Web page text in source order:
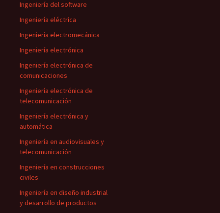
Ingeniería del software
Ingeniería eléctrica
Ingeniería electromecánica
Ingeniería electrónica
Ingeniería electrónica de
comunicaciones
Ingeniería electrónica de
telecomunicación
Ingeniería electrónica y
automática
Ingeniería en audiovisuales y
telecomunicación
Ingeniería en construcciones
civiles
Ingeniería en diseño industrial
y desarrollo de productos